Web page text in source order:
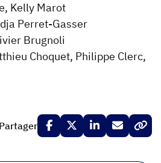
Kelly Marot
Perret-Gasser
Brugnoli
Choquet, Philippe Clerc,
Partager